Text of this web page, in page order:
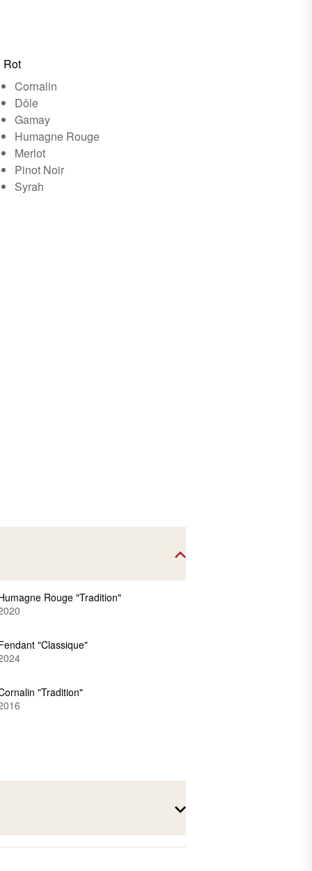
Rot
Cornalin
Dôle
Gamay
Humagne Rouge
Merlot
Pinot Noir
Syrah
Rouge "Tradition"
"Classique"
"Tradition"